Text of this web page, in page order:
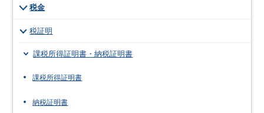
税金
税証明
課税所得証明書・納税証明書
課税所得証明書
納税証明書